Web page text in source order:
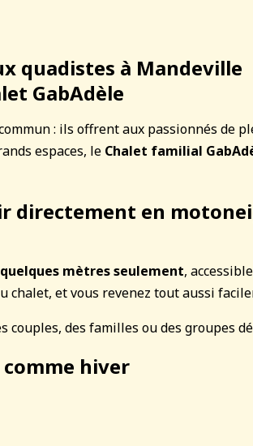
quadistes à Mandeville
GabAdèle
: ils offrent aux passionnés de
espaces, le Chalet familial
en
mètres seulement,
et vous revenez tout aussi
couples, des familles ou des groupes
hiver